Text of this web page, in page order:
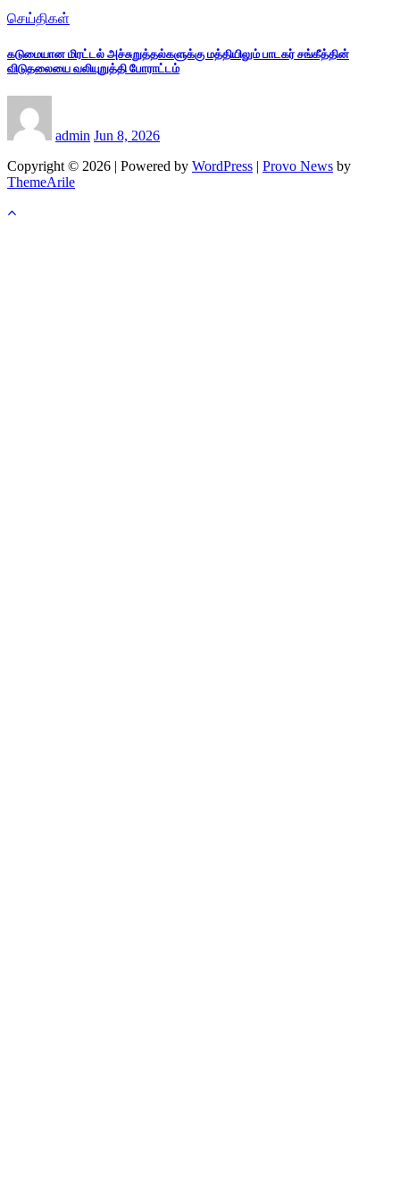
செய்திகள்
கடுமையான மிரட்டல் அச்சுறுத்தல்களுக்கு மத்தியிலும் பாடகர் சங்கீத்தின்
விடுதலையை வலியுறுத்தி போராட்டம்
admin Jun 8, 2026
Copyright © 2026 | Powered by WordPress | Provo News by
ThemeArile